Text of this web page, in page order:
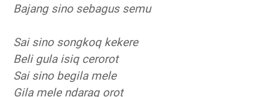
Bajang sino sebagus semu
Sai sino songkoq kekere
Beli gula isiq cerorot
Sai sino begila mele
Gila mele ndaraq orot